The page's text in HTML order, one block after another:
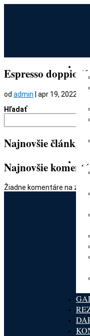
Espresso doppio
od admin
apr 19, 2022
Hľadať
Najnovšie články
Najnovšie
Žiadne komentáre na